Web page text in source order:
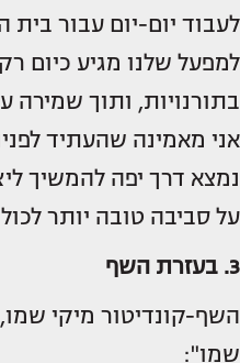
לעבוד יום-יום עבור בית
למפעל שלנו מגיע כיום
בתורנויות, ותוך שמירה
אני מאמינה שהעתיד
נמצא דרך יפה להמשיך
על סביבה טובה יותר
3. בעזרת השף
השף-קונדיטור מיקי
שמו":